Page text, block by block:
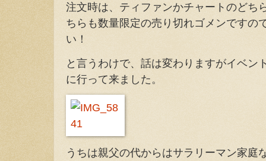
注文時は、ティファンかチャートのどち
ちらも数量限定の売り切れゴメンですの
い！
と言うわけで、話は変わりますがイベン
に行って来ました。
うちは親父の代からはサラリーマン家庭